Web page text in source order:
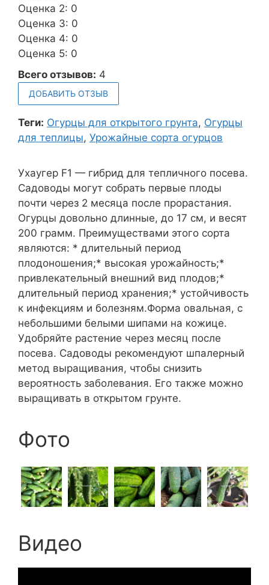
Оценка 2: 0
Оценка 3: 0
Оценка 4: 0
Оценка 5: 0
Всего отзывов: 4
ДОБАВИТЬ ОТЗЫВ
Теги: Огурцы для открытого грунта, Огурцы
для теплицы, Урожайные сорта огурцов
Ухаугер F1 — гибрид для тепличного посева.
Садоводы могут собрать первые плоды
почти через 2 месяца после прорастания.
Огурцы довольно длинные, до 17 см, и весят
200 грамм. Преимуществами этого сорта
являются: * длительный период
плодоношения;* высокая урожайность;*
привлекательный внешний вид плодов;*
длительный период хранения;* устойчивость
к инфекциям и болезням.Форма овальная, с
небольшими белыми шипами на кожице.
Удобряйте растение через месяц после
посева. Садоводы рекомендуют шпалерный
метод выращивания, чтобы снизить
вероятность заболевания. Его также можно
выращивать в открытом грунте.
Фото
Видео